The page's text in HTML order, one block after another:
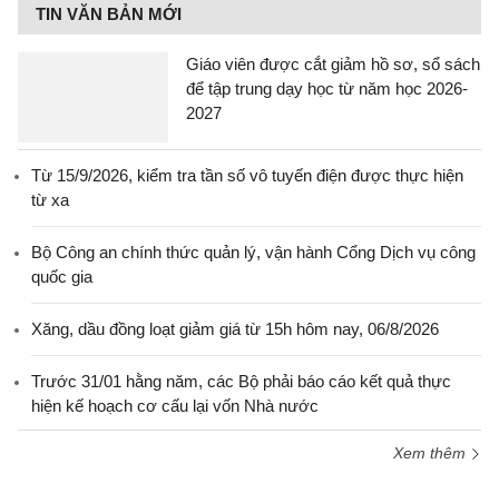
TIN VĂN BẢN MỚI
Giáo viên được cắt giảm hồ sơ, sổ sách
để tập trung dạy học từ năm học 2026-
2027
Từ 15/9/2026, kiểm tra tần số vô tuyến điện được thực hiện
từ xa
Bộ Công an chính thức quản lý, vận hành Cổng Dịch vụ công
quốc gia
Xăng, dầu đồng loạt giảm giá từ 15h hôm nay, 06/8/2026
Trước 31/01 hằng năm, các Bộ phải báo cáo kết quả thực
hiện kế hoạch cơ cấu lại vốn Nhà nước
Xem thêm